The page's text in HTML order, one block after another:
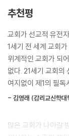
이 책 제4부에서 성
다는 우리의 신념을
자, 교사들(엡 4:11-
의 역할을 하는 목사
서 그리스도인 공동
다. 크리스텐덤 이후
한 갈망을 갖고 있으
는 성도들을 성경적
부인’으로 바꾸는 것
고 그 목적을 성취할
현대 문화 속에서 교
낀 두 저자는, 다양한
탕으로 새로운 문화
을 만들어 가는 고
시한다.
추천평
교회가 선교적 유전
1세기 전 세계 교회
위계적인 교회가 되
없다. 21세기 교회의
여지없이 제1의 필독
- 김영래 (감리교신학대
많은 교회가 나아갈